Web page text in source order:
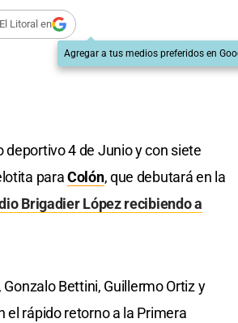
Litoral en
Agregar a tus medios preferidos en
4 de Junio y con siete
paraColón, que debutará en la
Brigadier López recibiendo a
Bettini, Guillermo Ortiz y
el rápido retorno a la Primera